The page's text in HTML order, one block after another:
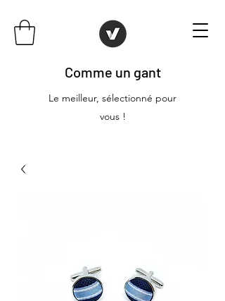
Comme un gant
Le meilleur, sélectionné pour
vous !